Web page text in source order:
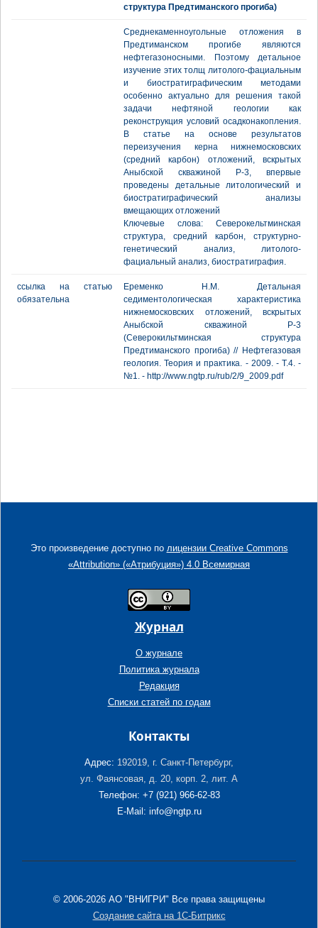
структура Предтиманского прогиба)
Среднекаменноугольные отложения в
Предтиманском прогибе являются
нефтегазоносными. Поэтому детальное
изучение этих толщ литолого-фациальным
и биостратиграфическим методами
особенно актуально для решения такой
задачи нефтяной геологии как
реконструкция условий осадконакопления.
В статье на основе результатов
переизучения керна нижнемосковских
(средний карбон) отложений, вскрытых
Аныбской скважиной Р-3, впервые
проведены детальные литологический и
биостратиграфический анализы
вмещающих отложений
Ключевые слова: Северокельтминская
структура, средний карбон, структурно-
генетический анализ, литолого-
фациальный анализ, биостратиграфия.
ссылка на статью
обязательна
Еременко Н.М. Детальная
седиментологическая характеристика
нижнемосковских отложений, вскрытых
Аныбской скважиной Р-3
(Cеверокильтминская структура
Предтиманского прогиба) // Нефтегазовая
геология. Теория и практика. - 2009. - Т.4. -
№1. - http://www.ngtp.ru/rub/2/9_2009.pdf
Это произведение доступно по лицензии Creative Commons
«Attribution» («Атрибуция») 4.0 Всемирная
Журнал
О журнале
Политика журнала
Редакция
Списки статей по годам
Контакты
Адрес: 192019, г. Санкт-Петербург,
ул. Фаянсовая, д. 20, корп. 2, лит. А
Телефон: +7 (921) 966-62-83
E-Mail: info@ngtp.ru
© 2006-2026 АО "ВНИГРИ" Все права защищены
Создание сайта на 1С-Битрикс